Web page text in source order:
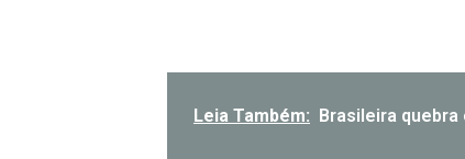
Leia Também: